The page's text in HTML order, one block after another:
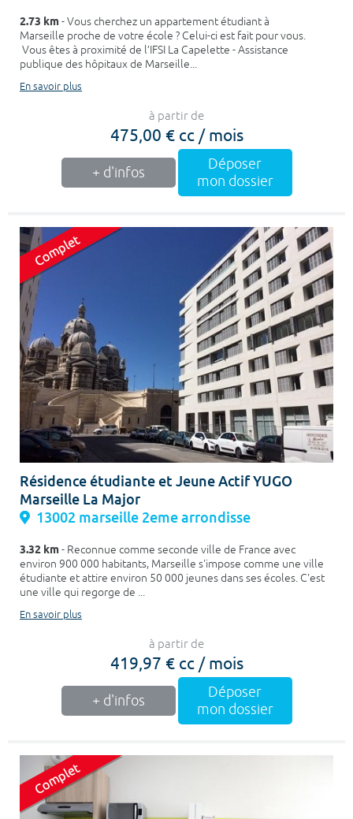
2.73 km- Vous cherchez un appartement étudiant à
Marseille proche de votre école ? Celui-ci est fait pour vous.
Vous êtes à proximité de l’IFSI La Capelette - Assistance
publique des hôpitaux de Marseille...
En savoir plus
à partir de
475,00 € cc / mois
+ d'infos
Déposer
mon dossier
Résidence étudiante et Jeune Actif YUGO
Marseille La Major
13002 marseille 2eme arrondisse
3.32 km- Reconnue comme seconde ville de France avec
environ 900 000 habitants, Marseille s'impose comme une ville
étudiante et attire environ 50 000 jeunes dans ses écoles. C'est
une ville qui regorge de ...
En savoir plus
à partir de
419,97 € cc / mois
+ d'infos
Déposer
mon dossier